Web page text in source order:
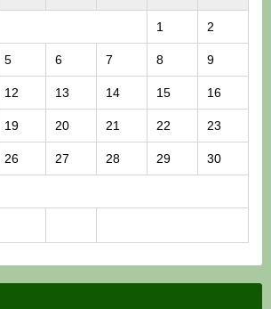
1 2
5 6 7 8 9
12 13 14 15 16
19 20 21 22 23
26 27 28 29 30